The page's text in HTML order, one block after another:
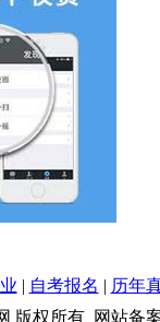
| 自考报名 | 历年
版权所有 网站备